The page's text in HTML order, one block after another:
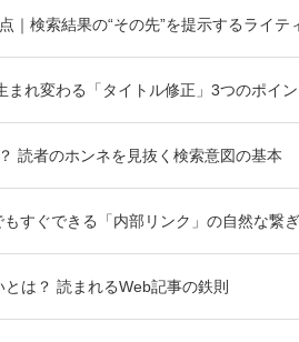
｜検索結果の“その先”を提示するライテ
れ変わる「タイトル修正」3つのポイン
読者のホンネを見抜く検索意図の基本
すぐできる「内部リンク」の自然な繋
は？ 読まれるWeb記事の鉄則